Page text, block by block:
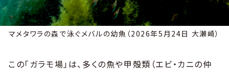
マメタワラの森で泳ぐメバルの幼魚（2026年5月24日 大瀬崎）
この「ガラモ場」は、多くの魚や甲殻類（エビ・カニの仲